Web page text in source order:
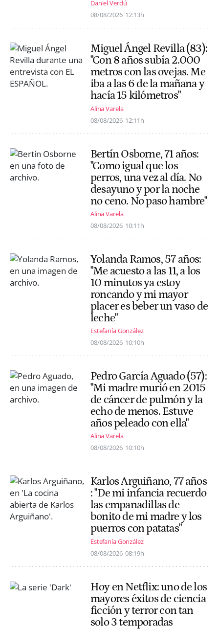
Daniel Verdú
08/08/2026 12:13h
Miguel Ángel Revilla (83):
"Con 8 años subía 2.000
metros con las ovejas. Me
iba a las 6 de la mañana y
hacía 15 kilómetros"
Alina Varela
08/08/2026 12:11h
Bertín Osborne, 71 años:
"Como igual que los
perros, una vez al día. No
desayuno y por la noche
no ceno. No paso hambre"
Alina Varela
08/08/2026 10:11h
Yolanda Ramos, 57 años:
"Me acuesto a las 11, a los
10 minutos ya estoy
roncando y mi mayor
placer es beber un vaso de
leche"
Estefanía González
08/08/2026 10:10h
Pedro García Aguado (57):
"Mi madre murió en 2015
de cáncer de pulmón y la
echo de menos. Estuve
años peleado con ella"
Alina Varela
08/08/2026 10:10h
Karlos Arguiñano, 77 años
: "De mi infancia recuerdo
las empanadillas de
bonito de mi madre y los
puerros con patatas"
Estefanía González
08/08/2026 08:19h
Hoy en Netflix: uno de los
mayores éxitos de ciencia
ficción y terror con tan
solo 3 temporadas